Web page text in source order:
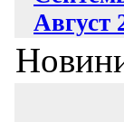
Август